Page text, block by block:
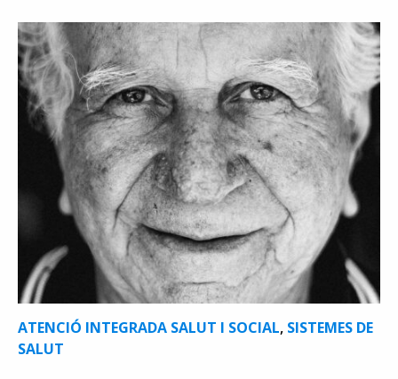
ATENCIÓ INTEGRADA SALUT I SOCIAL, SISTEMES DE
SALUT